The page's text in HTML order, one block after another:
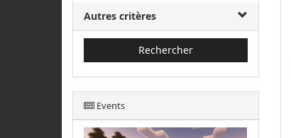
Autres critères
Rechercher
Events